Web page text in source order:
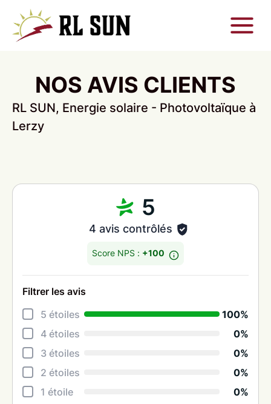
RL SUN, Energie solaire - Photovoltaïque à
Lerzy
NOS AVIS CLIENTS
5
4 avis contrôlés
Score NPS : +100
Filtrer les avis
5 étoiles
100%
4 étoiles
0%
3 étoiles
0%
2 étoiles
0%
1 étoile
0%